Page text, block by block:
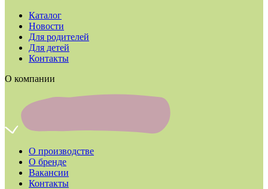
Каталог
Новости
Для родителей
Для детей
Контакты
О компании
О производстве
О бренде
Вакансии
Контакты